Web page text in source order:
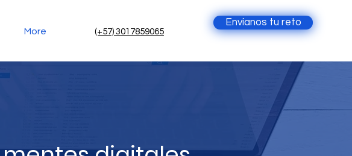
More (+57) 3017859065
Envíanos tu reto